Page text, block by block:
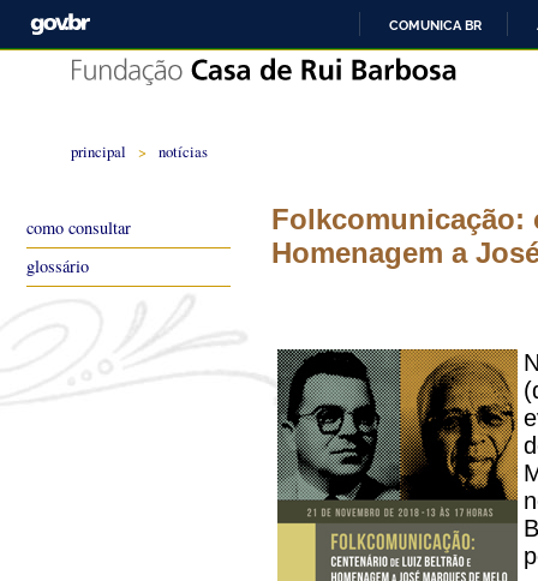
COMUNICA BR
principal > notícias
Folkcomunicação:
Homenagem a
como consultar
glossário